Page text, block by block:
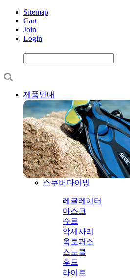
Sitemap
Cart
Join
Login
제품안내
스쿠버다이빙
레귤레이터
마스크
슈트
악세사리
옥토퍼스
스노클
후드
라이트